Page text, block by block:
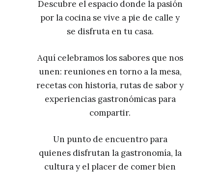
Descubre el espacio donde la pasión
por la cocina se vive a pie de calle y
se disfruta en tu casa.
Aquí celebramos los sabores que nos
unen: reuniones en torno a la mesa,
recetas con historia, rutas de sabor y
experiencias gastronómicas para
compartir.
Un punto de encuentro para
quienes disfrutan la gastronomía, la
cultura y el placer de comer bien